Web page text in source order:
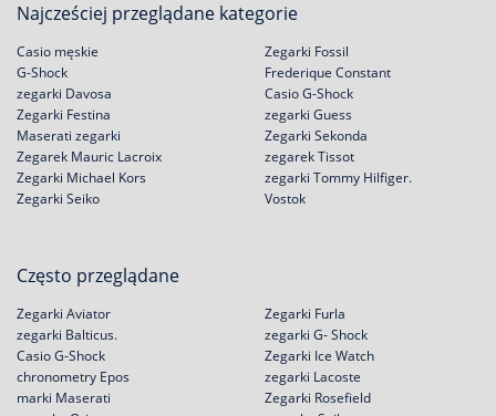
Najcześciej przeglądane kategorie
Casio męskie
G-Shock
zegarki Davosa
Zegarki Festina
Zegarki Fossil
Frederique Constant
Casio G-Shock
zegarki Guess
Maserati zegarki
Zegarek Mauric Lacroix
Zegarki Michael Kors
Zegarki Seiko
Zegarki Sekonda
zegarek Tissot
zegarki Tommy Hilfiger.
Vostok
Często przeglądane
Zegarki Aviator
zegarki Balticus.
Casio G-Shock
chronometry Epos
Zegarki Furla
zegarki G- Shock
Zegarki Ice Watch
zegarki Lacoste
marki Maserati
Zegarki Rosefield